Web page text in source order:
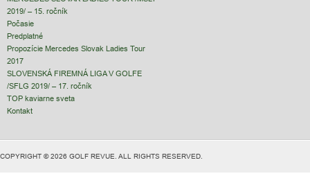
2019/ – 15. ročník
Počasie
Predplatné
Propozície Mercedes Slovak Ladies Tour
2017
SLOVENSKÁ FIREMNÁ LIGA V GOLFE
/SFLG 2019/ – 17. ročník
TOP kaviarne sveta
Kontakt
COPYRIGHT © 2026 GOLF REVUE. ALL RIGHTS RESERVED.